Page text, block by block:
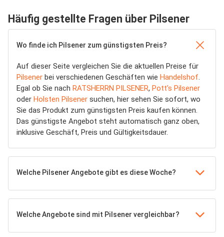
Häufig gestellte Fragen über Pilsener
Wo finde ich Pilsener zum günstigsten Preis?
Auf dieser Seite vergleichen Sie die aktuellen Preise für
Pilsener bei verschiedenen Geschäften wie Handelshof
Egal ob Sie nach RATSHERRN PILSENER, Pott's Pilsener
oder Holsten Pilsener suchen, hier sehen Sie sofort, wo
Sie das Produkt zum günstigsten Preis kaufen können.
Das günstigste Angebot steht automatisch ganz oben,
inklusive Geschäft, Preis und Gültigkeitsdauer.
Welche Pilsener Angebote gibt es diese Woche?
Welche Angebote sind mit Pilsener vergleichbar?